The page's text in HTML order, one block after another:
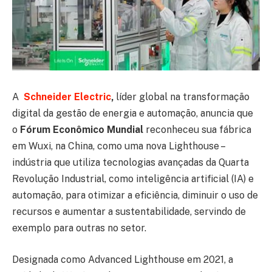
A Schneider Electric, líder global na transformação
digital da gestão de energia e automação, anuncia que
o Fórum Econômico Mundial reconheceu sua fábrica
em Wuxi, na China, como uma nova Lighthouse –
indústria que utiliza tecnologias avançadas da Quarta
Revolução Industrial, como inteligência artificial (IA) e
automação, para otimizar a eficiência, diminuir o uso de
recursos e aumentar a sustentabilidade, servindo de
exemplo para outras no setor.
Designada como Advanced Lighthouse em 2021, a